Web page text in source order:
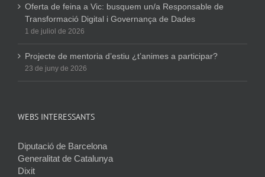
Oferta de feina a Vic: busquem un/a Responsable de
Transformació Digital i Governança de Dades
1 de juliol de 2026
Projecte de mentoria d’estiu ¿t’animes a participar?
23 de juny de 2026
WEBS INTERESSANTS
Diputació de Barcelona
Generalitat de Catalunya
Dixit